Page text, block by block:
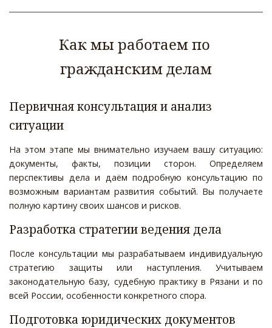
Как мы работаем по
гражданским делам
Первичная консультация и анализ
ситуации
На этом этапе мы внимательно изучаем вашу ситуацию:
документы, факты, позиции сторон. Определяем
перспективы дела и даём подробную консультацию по
возможным вариантам развития событий. Вы получаете
полную картину своих шансов и рисков.
Разработка стратегии ведения дела
После консультации мы разрабатываем индивидуальную
стратегию защиты или наступления. Учитываем
законодательную базу, судебную практику в Рязани и по
всей России, особенности конкретного спора.
Подготовка юридических документов